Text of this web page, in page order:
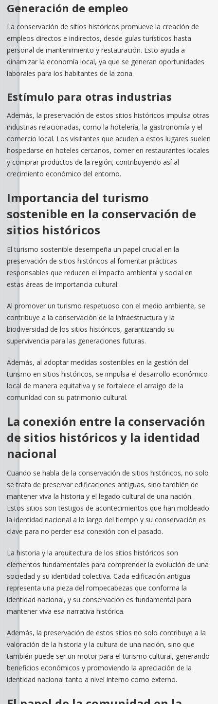
Generación de empleo
La conservación de sitios históricos promueve la creación de
empleos directos e indirectos, desde guías turísticos hasta
personal de mantenimiento y restauración. Esto ayuda a
dinamizar la economía local, ya que se generan oportunidades
laborales para los habitantes de la zona.
Estímulo para otras industrias
Además, la preservación de estos sitios históricos impulsa otras
industrias relacionadas, como la hotelería, la gastronomía y el
comercio local. Los visitantes que acuden a estos lugares suelen
hospedarse en hoteles cercanos, comer en restaurantes locales
y comprar productos de la región, contribuyendo así al
crecimiento económico del entorno.
Importancia del turismo
sostenible en la conservación de
sitios históricos
El turismo sostenible desempeña un papel crucial en la
preservación de sitios históricos al fomentar prácticas
responsables que reducen el impacto ambiental y social en
estas áreas de importancia cultural.
Al promover un turismo respetuoso con el medio ambiente, se
contribuye a la conservación de la infraestructura y la
biodiversidad de los sitios históricos, garantizando su
supervivencia para las generaciones futuras.
Además, al adoptar medidas sostenibles en la gestión del
turismo en sitios históricos, se impulsa el desarrollo económico
local de manera equitativa y se fortalece el arraigo de la
comunidad con su patrimonio cultural.
La conexión entre la conservación
de sitios históricos y la identidad
nacional
Cuando se habla de la conservación de sitios históricos, no solo
se trata de preservar edificaciones antiguas, sino también de
mantener viva la historia y el legado cultural de una nación.
Estos sitios son testigos de acontecimientos que han moldeado
la identidad nacional a lo largo del tiempo y su conservación es
clave para no perder esa conexión con el pasado.
La historia y la arquitectura de los sitios históricos son
elementos fundamentales para comprender la evolución de una
sociedad y su identidad colectiva. Cada edificación antigua
representa una pieza del rompecabezas que conforma la
identidad nacional, y su conservación es fundamental para
mantener viva esa narrativa histórica.
Además, la preservación de estos sitios no solo contribuye a la
valoración de la historia y la cultura de una nación, sino que
también puede ser un motor para el turismo cultural, generando
beneficios económicos y promoviendo la apreciación de la
identidad nacional tanto a nivel interno como externo.